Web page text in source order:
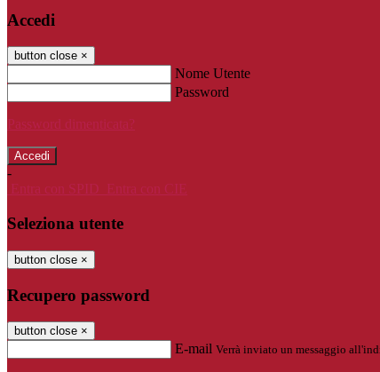
Accedi
button close ×
Nome Utente
Password
Password dimenticata?
-
Entra con SPID
Entra con CIE
Seleziona utente
button close ×
Recupero password
button close ×
E-mail Verrà inviato un messaggio